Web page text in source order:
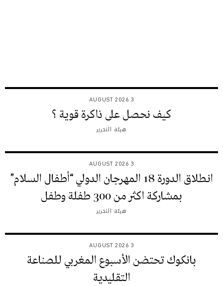
3 AUGUST 2026
كيف نحصل على ذاكرة قوية ؟
هيئة التحرير
3 AUGUST 2026
انطلاق الدورة 18 المهرجان الدولي “أطفال السلام”
بمشاركة اكثر من 300 طفلة وطفل
هيئة التحرير
3 AUGUST 2026
بانكوك تحتضن الأسبوع المغربي للصناعة
التقليدية